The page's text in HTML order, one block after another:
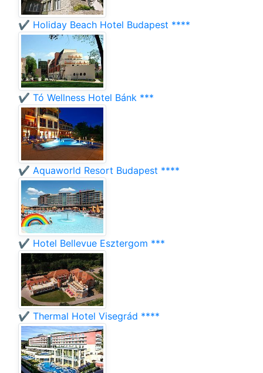
✔️ Holiday Beach Hotel Budapest ****
✔️ Tó Wellness Hotel Bánk ***
✔️ Aquaworld Resort Budapest ****
✔️ Hotel Bellevue Esztergom ***
✔️ Thermal Hotel Visegrád ****